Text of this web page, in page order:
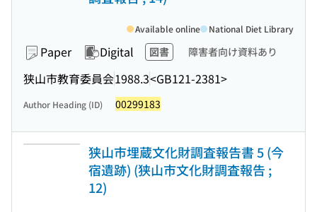
Paper Digital 図書 障害者向け資料あり
狭山市教育委員会1988.3<GB121-2381>
Available online National Diet Library
Author Heading (ID) 00299183
狭山市埋蔵文化財調査報告書 5 (今
宿遺跡) (狭山市文化財調査報告 ;
12)